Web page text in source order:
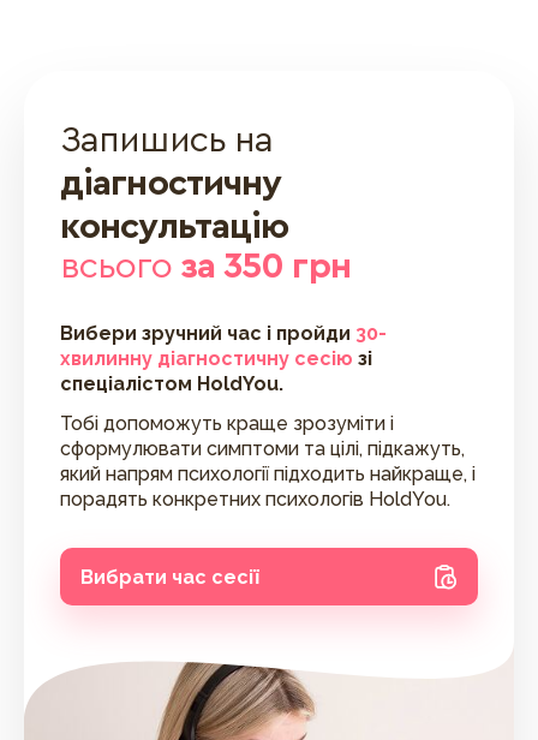
Запишись на
діагностичну
консультацію
всього за 350 грн
Вибери зручний час і пройди 30-
хвилинну діагностичну сесію зі
спеціалістом HoldYou.
Тобі допоможуть краще зрозуміти і
сформулювати симптоми та цілі, підкажуть,
який напрям психології підходить найкраще, і
порадять конкретних психологів HoldYou.
Вибрати час сесії